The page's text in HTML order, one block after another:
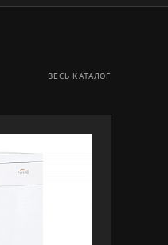
ВЕСЬ КАТАЛОГ